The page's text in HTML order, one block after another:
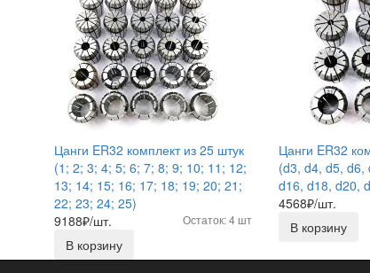
Цанги ER32 комплект из 25 штук
(1; 2; 3; 4; 5; 6; 7; 8; 9; 10; 11; 12;
13; 14; 15; 16; 17; 18; 19; 20; 21;
22; 23; 24; 25)
9188₽/шт. Остаток: 4 шт
В корзину
Цанги ER32
(d3, d4, d5, d6,
d16, d18, d20,
4568₽/шт.
В корзину